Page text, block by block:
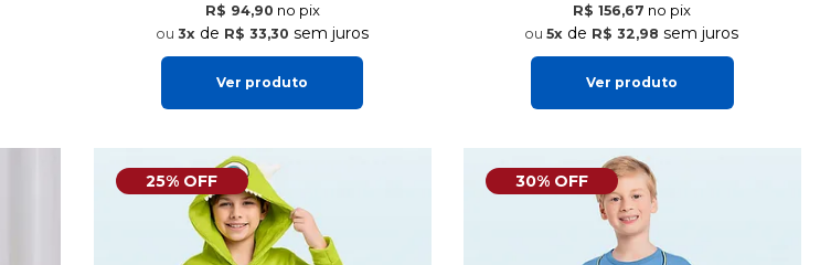
R$ 94,90 no pix
3xde R$ 33,30 sem juros
Ver produto
R$ 156,67 no pix
5x de R$ 32,98 sem juros
Ver produto
25% OFF 30% OFF